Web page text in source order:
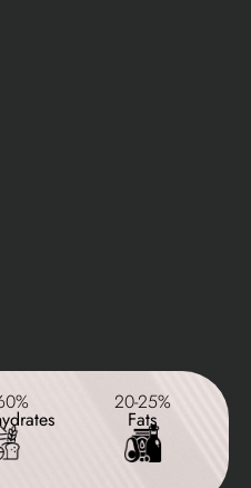
20-25%
Fats